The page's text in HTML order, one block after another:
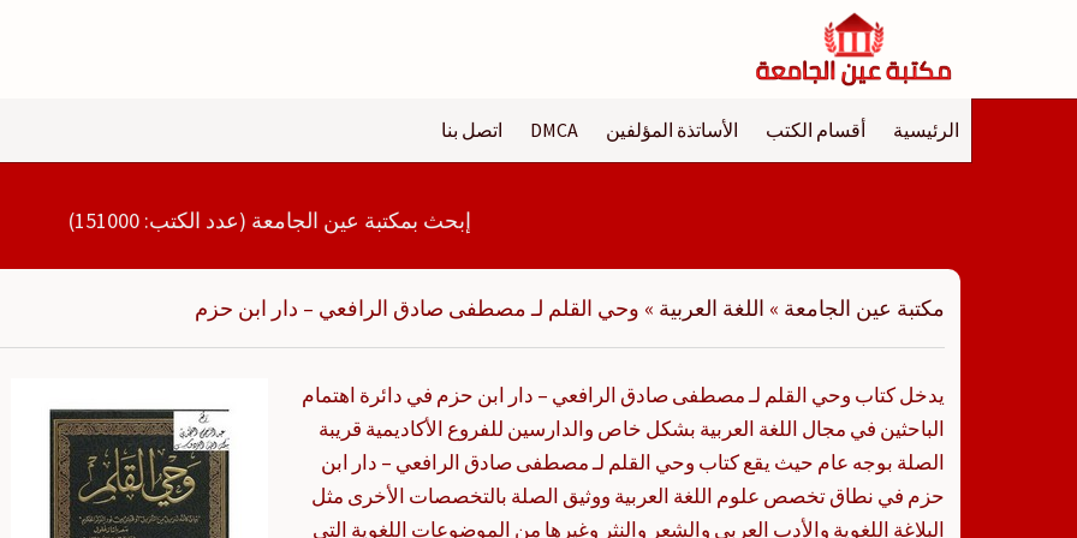
الرئيسية أقسام الكتب الأساتذة المؤلفين DMCA اتصل بنا
إبحث بمكتبة عين الجامعة (عدد الكتب: 151000)
مكتبة عين الجامعة » اللغة العربية » وحي القلم لـ مصطفى صادق الرافعي – دار ابن حزم
يدخل كتاب وحي القلم لـ مصطفى صادق الرافعي – دار ابن حزم في دائرة اهتمام
الباحثين في مجال اللغة العربية بشكل خاص والدارسين للفروع الأكاديمية قريبة
الصلة بوجه عام حيث يقع كتاب وحي القلم لـ مصطفى صادق الرافعي – دار ابن
حزم في نطاق تخصص علوم اللغة العربية ووثيق الصلة بالتخصصات الأخرى مثل
البلاغة اللغوية والأدب العربي والشعر والنثر وغيرها من الموضوعات اللغوية التي